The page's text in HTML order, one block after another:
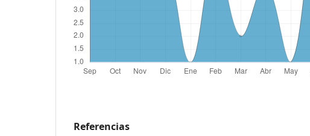
Referencias